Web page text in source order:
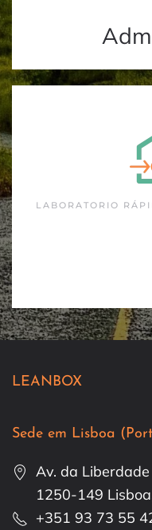
LABORATORIO
LEANBOX
Sede em Lisboa
Av. da
1250-149
+351 93 73 55